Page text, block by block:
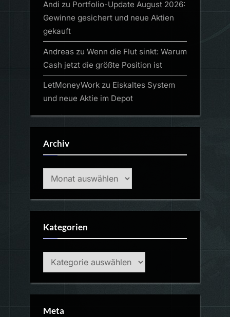
Andi zu Portfolio-Update August 2026:
Gewinne gesichert und neue Aktien
gekauft
Andreas zu Wenn die Flut sinkt: Warum
Cash jetzt die größte Position ist
LetMoneyWork zu Eiskaltes System
und neue Aktie im Depot
Archiv
Archiv
Kategorien
Kategorien
Meta